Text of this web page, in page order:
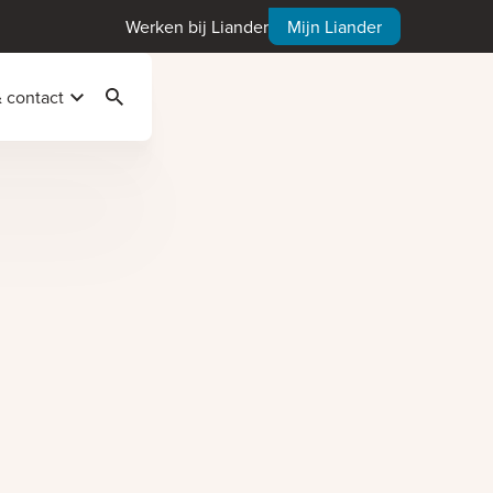
Werken bij Liander Mijn Liander
contact Zoeken